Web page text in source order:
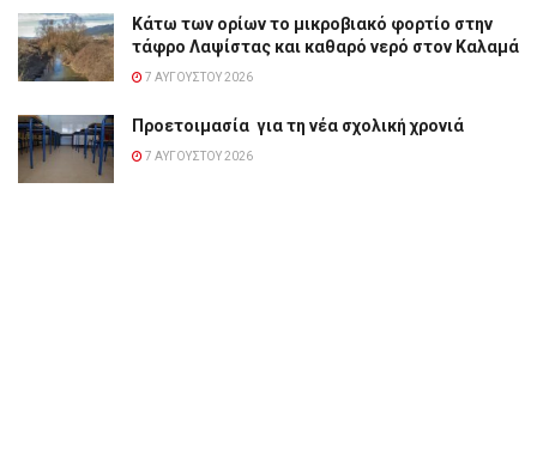
Κάτω των ορίων το μικροβιακό φορτίο στην
τάφρο Λαψίστας και καθαρό νερό στον Καλαμά
7 ΑΥΓΟΎΣΤΟΥ 2026
Προετοιμασία για τη νέα σχολική χρονιά
7 ΑΥΓΟΎΣΤΟΥ 2026